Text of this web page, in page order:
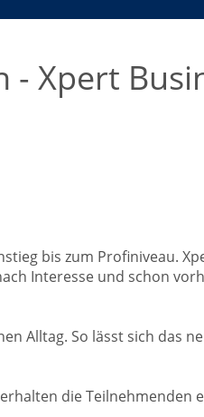
- Xpert
bis zum Profiniveau.
Interesse und schon
Alltag. So lässt sich das
die Teilnehmenden